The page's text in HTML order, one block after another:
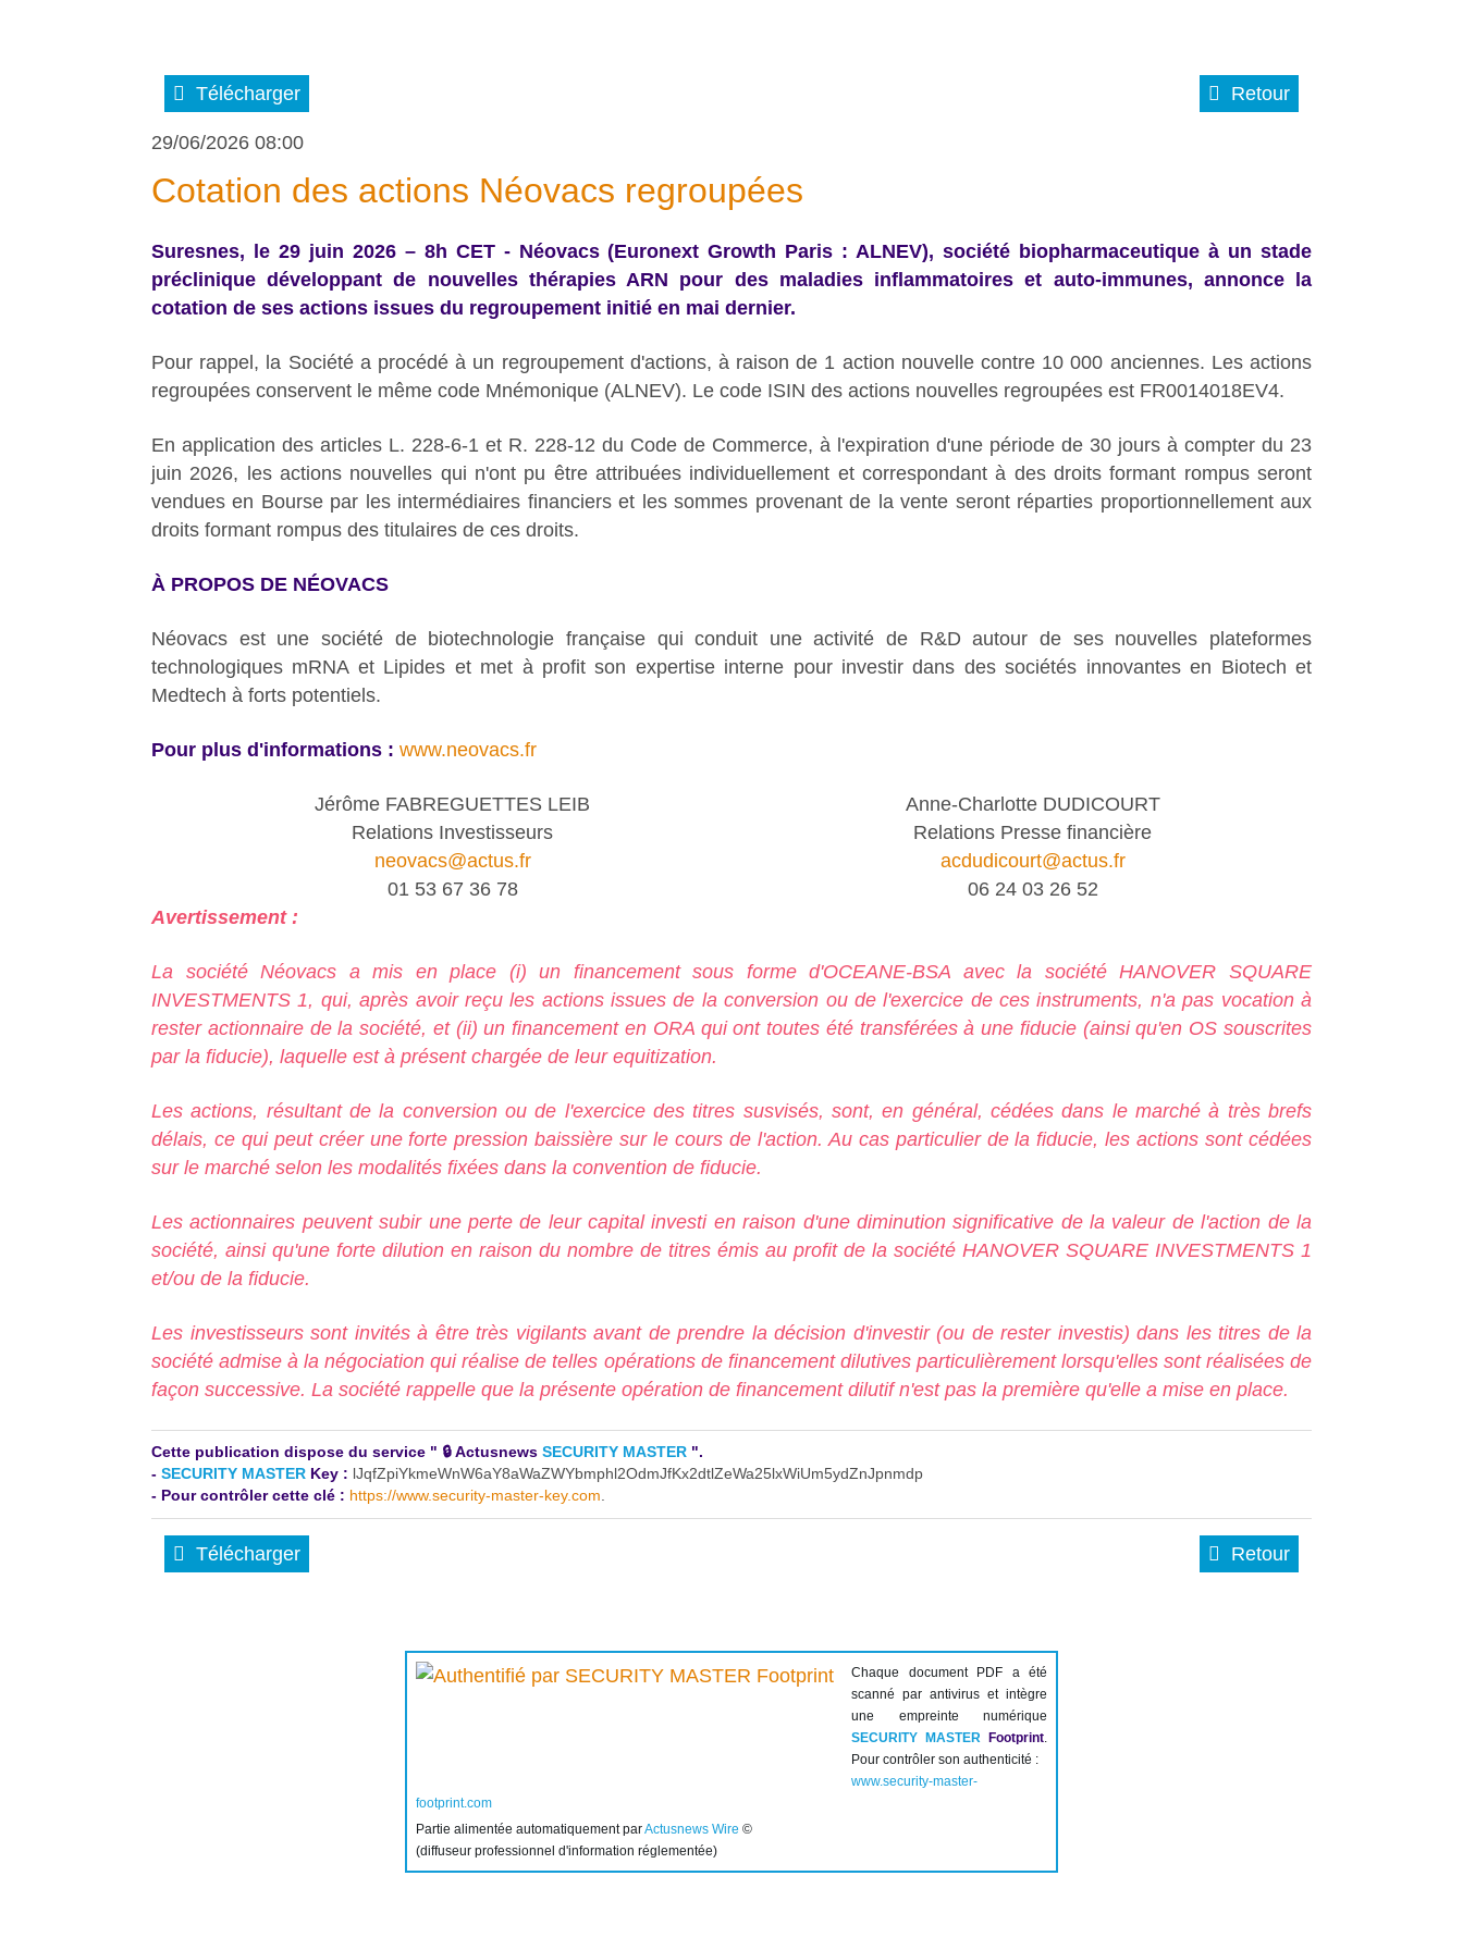
Télécharger Retour
29/06/2026 08:00
Cotation des actions Néovacs regroupées
Suresnes, le 29 juin 2026 – 8h CET - Néovacs (Euronext Growth Paris : ALNEV), société biopharmaceutique à un stade
préclinique développant de nouvelles thérapies ARN pour des maladies inflammatoires et auto-immunes, annonce la
cotation de ses actions issues du regroupement initié en mai dernier.
Pour rappel, la Société a procédé à un regroupement d'actions, à raison de 1 action nouvelle contre 10 000 anciennes. Les actions
regroupées conservent le même code Mnémonique (ALNEV). Le code ISIN des actions nouvelles regroupées est FR0014018EV4.
En application des articles L. 228-6-1 et R. 228-12 du Code de Commerce, à l'expiration d'une période de 30 jours à compter du 23
juin 2026, les actions nouvelles qui n'ont pu être attribuées individuellement et correspondant à des droits formant rompus seront
vendues en Bourse par les intermédiaires financiers et les sommes provenant de la vente seront réparties proportionnellement aux
droits formant rompus des titulaires de ces droits.
À PROPOS DE NÉOVACS
Néovacs est une société de biotechnologie française qui conduit une activité de R&D autour de ses nouvelles plateformes
technologiques mRNA et Lipides et met à profit son expertise interne pour investir dans des sociétés innovantes en Biotech et
Medtech à forts potentiels.
Pour plus d'informations : www.neovacs.fr
Jérôme FABREGUETTES LEIB
Relations Investisseurs
neovacs@actus.fr
01 53 67 36 78
Anne-Charlotte DUDICOURT
Relations Presse financière
acdudicourt@actus.fr
06 24 03 26 52
Avertissement :
La société Néovacs a mis en place (i) un financement sous forme d'OCEANE-BSA avec la société HANOVER SQUARE
INVESTMENTS 1, qui, après avoir reçu les actions issues de la conversion ou de l'exercice de ces instruments, n'a pas vocation à
rester actionnaire de la société, et (ii) un financement en ORA qui ont toutes été transférées à une fiducie (ainsi qu'en OS souscrites
par la fiducie), laquelle est à présent chargée de leur equitization.
Les actions, résultant de la conversion ou de l'exercice des titres susvisés, sont, en général, cédées dans le marché à très brefs
délais, ce qui peut créer une forte pression baissière sur le cours de l'action. Au cas particulier de la fiducie, les actions sont cédées
sur le marché selon les modalités fixées dans la convention de fiducie.
Les actionnaires peuvent subir une perte de leur capital investi en raison d'une diminution significative de la valeur de l'action de la
société, ainsi qu'une forte dilution en raison du nombre de titres émis au profit de la société HANOVER SQUARE INVESTMENTS 1
et/ou de la fiducie.
Les investisseurs sont invités à être très vigilants avant de prendre la décision d'investir (ou de rester investis) dans les titres de la
société admise à la négociation qui réalise de telles opérations de financement dilutives particulièrement lorsqu'elles sont réalisées de
façon successive. La société rappelle que la présente opération de financement dilutif n'est pas la première qu'elle a mise en place.
Cette publication dispose du service " 🔒 Actusnews SECURITY MASTER ".
- SECURITY MASTER Key : lJqfZpiYkmeWnW6aY8aWaZWYbmphl2OdmJfKx2dtlZeWa25lxWiUm5ydZnJpnmdp
- Pour contrôler cette clé : https://www.security-master-key.com.
Télécharger Retour
Chaque document PDF a été
scanné par antivirus et intègre
une empreinte numérique
SECURITY MASTER Footprint.
Pour contrôler son authenticité :
www.security-master-
footprint.com
Partie alimentée automatiquement parActusnews Wire ©
(diffuseur professionnel d'information réglementée)